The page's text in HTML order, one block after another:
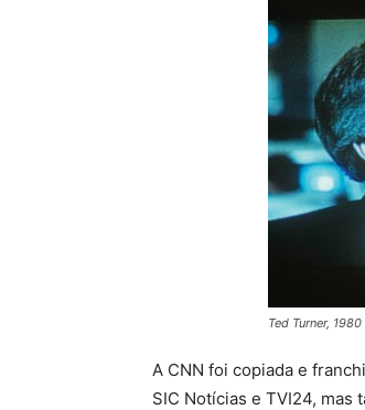
Ted Turner, 1980
A CNN foi copiada e
SIC Notícias e TVI24, mas